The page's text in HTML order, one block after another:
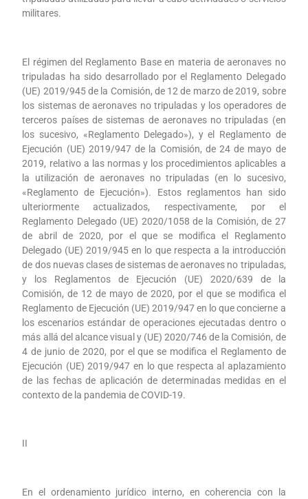
militares.
El régimen del Reglamento Base en materia de aeronaves no
tripuladas ha sido desarrollado por el Reglamento Delegado
(UE) 2019/945 de la Comisión, de 12 de marzo de 2019, sobre
los sistemas de aeronaves no tripuladas y los operadores de
terceros países de sistemas de aeronaves no tripuladas (en
los sucesivo, «Reglamento Delegado»), y el Reglamento de
Ejecución (UE) 2019/947 de la Comisión, de 24 de mayo de
2019, relativo a las normas y los procedimientos aplicables a
la utilización de aeronaves no tripuladas (en lo sucesivo,
«Reglamento de Ejecución»). Estos reglamentos han sido
ulteriormente actualizados, respectivamente, por el
Reglamento Delegado (UE) 2020/1058 de la Comisión, de 27
de abril de 2020, por el que se modifica el Reglamento
Delegado (UE) 2019/945 en lo que respecta a la introducción
de dos nuevas clases de sistemas de aeronaves no tripuladas,
y los Reglamentos de Ejecución (UE) 2020/639 de la
Comisión, de 12 de mayo de 2020, por el que se modifica el
Reglamento de Ejecución (UE) 2019/947 en lo que concierne a
los escenarios estándar de operaciones ejecutadas dentro o
más allá del alcance visual y (UE) 2020/746 de la Comisión, de
4 de junio de 2020, por el que se modifica el Reglamento de
Ejecución (UE) 2019/947 en lo que respecta al aplazamiento
de las fechas de aplicación de determinadas medidas en el
contexto de la pandemia de COVID-19.
II
En el ordenamiento jurídico interno, en coherencia con la